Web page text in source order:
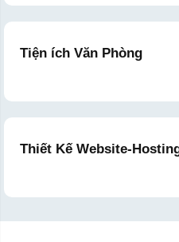
Tiện ích Văn Phòng
Thiết Kế Website-